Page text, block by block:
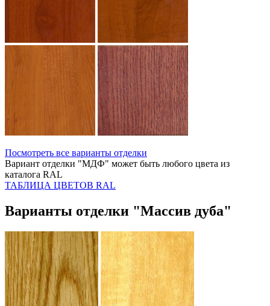
Посмотреть все варианты отделки
Вариант отделки "МДФ" может быть любого цвета из
каталога RAL
ТАБЛИЦА ЦВЕТОВ RAL
Варианты отделки "Массив дуба"